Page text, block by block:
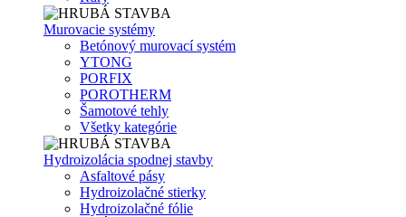
Murovacie systémy
Betónový murovací systém
YTONG
PORFIX
POROTHERM
Šamotové tehly
Všetky kategórie
Hydroizolácia spodnej stavby
Asfaltové pásy
Hydroizolačné stierky
Hydroizolačné fólie